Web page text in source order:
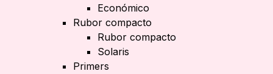
Económico
Rubor compacto
Rubor compacto
Solaris
Primers